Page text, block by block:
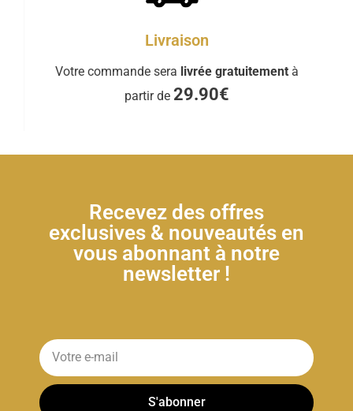
Livraison
Votre commande sera livrée gratuitement à
partir de 29.90€
Recevez des offres
exclusives & nouveautés en
vous abonnant à notre
newsletter !
S'abonner